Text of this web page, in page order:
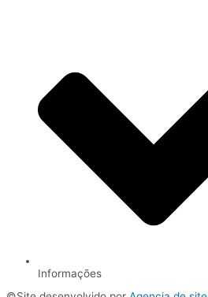
Informações